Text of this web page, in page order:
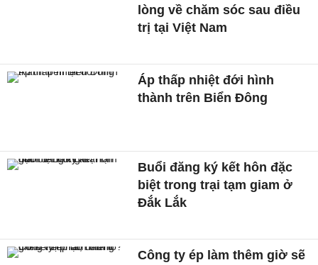
lòng về chăm sóc sau điều
trị tại Việt Nam
Áp thấp nhiệt đới hình
thành trên Biển Đông
Buổi đăng ký kết hôn đặc
biệt trong trại tạm giam ở
Đắk Lắk
Công ty ép làm thêm giờ sẽ